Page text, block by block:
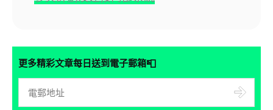
更多精彩文章每日送到電子郵箱📮